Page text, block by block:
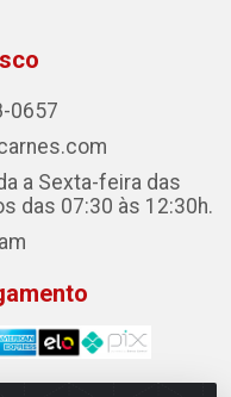
0657
a Sexta-feira das
das 07:30 às 12:30h.